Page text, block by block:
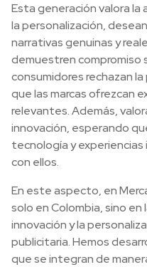
Esta generación valora
la personalización,
narrativas genuinas y
demuestren compromiso
consumidores rechazan
que las marcas ofrezcan
relevantes. Además,
innovación, esperando
tecnología y
con ellos.
En este aspecto, en
solo en Colombia, sino en
innovación y la
publicitaria. Hemos
que se integran de